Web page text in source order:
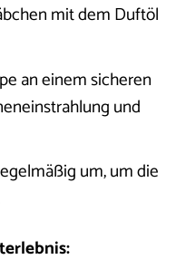
mit dem Duftöl
an einem sicheren
und
um, um die